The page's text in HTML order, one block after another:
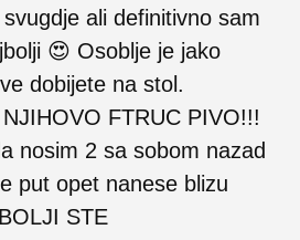
ali definitivno sam
😍 Osoblje je jako
dobijete na stol.
FTRUC PIVO!!!
nosim 2 sa sobom nazad
put opet nanese blizu
STE